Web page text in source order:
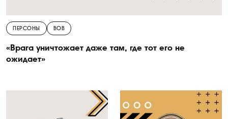
ПЕРСОНЫ ВОВ
«Врага уничтожает даже там, где тот его не
ожидает»